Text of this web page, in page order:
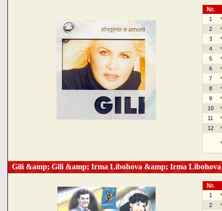
Nr.
1
2
3
4
5
6
7
8
9
10
11
12
Gili &amp; Gili &amp; Irma Libohova &amp; Irma
Nr.
1
2